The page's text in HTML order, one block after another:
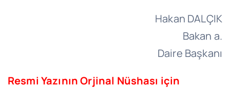
Hakan DALÇIK
Bakan a.
Daire Başkanı
Resmi Yazının Orjinal Nüshası için